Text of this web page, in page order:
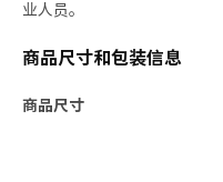
业人员。
商品尺寸和包装信息
商品尺寸